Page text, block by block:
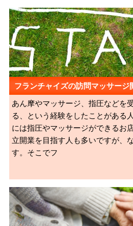
フランチャイズの訪問マッサージ
あん摩やマッサージ、指圧などを
る、という経験をしたことがある
には指圧やマッサージができるお
立開業を目指す人も多いですが、
す。そこでフ